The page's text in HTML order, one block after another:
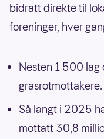
bidratt direkte til
foreninger, hver
Nesten 1 500 lag
grasrotmottakere.
Så langt i 2025
mottatt 30,8